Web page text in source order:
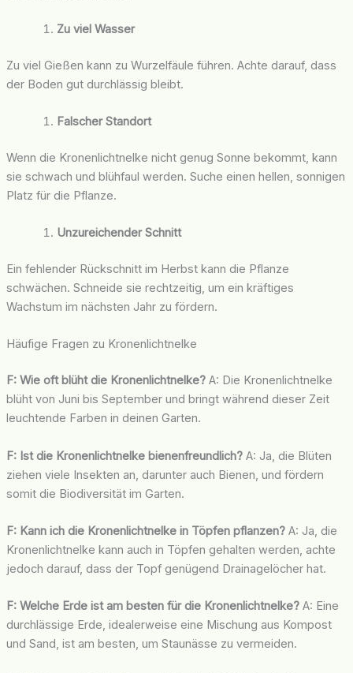
Zu viel Wasser
Zu viel Gießen kann zu Wurzelfäule führen. Achte darauf, dass
der Boden gut durchlässig bleibt.
Falscher Standort
Wenn die Kronenlichtnelke nicht genug Sonne bekommt, kann
sie schwach und blühfaul werden. Suche einen hellen, sonnigen
Platz für die Pflanze.
Unzureichender Schnitt
Ein fehlender Rückschnitt im Herbst kann die Pflanze
schwächen. Schneide sie rechtzeitig, um ein kräftiges
Wachstum im nächsten Jahr zu fördern.
Häufige Fragen zu Kronenlichtnelke
F: Wie oft blüht die Kronenlichtnelke?A: Die Kronenlichtnelke
blüht von Juni bis September und bringt während dieser Zeit
leuchtende Farben in deinen Garten.
F: Ist die Kronenlichtnelke bienenfreundlich?A: Ja, die Blüten
ziehen viele Insekten an, darunter auch Bienen, und fördern
somit die Biodiversität im Garten.
F: Kann ich die Kronenlichtnelke in Töpfen pflanzen?A: Ja, die
Kronenlichtnelke kann auch in Töpfen gehalten werden, achte
jedoch darauf, dass der Topf genügend Drainagelöcher hat.
F: Welche Erde ist am besten für die Kronenlichtnelke?A: Eine
durchlässige Erde, idealerweise eine Mischung aus Kompost
und Sand, ist am besten, um Staunässe zu vermeiden.